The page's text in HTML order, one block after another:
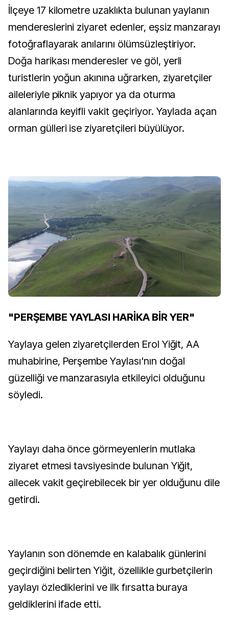
İlçeye 17 kilometre uzaklıkta bulunan yaylanın
mendereslerini ziyaret edenler, eşsiz manzarayı
fotoğraflayarak anılarını ölümsüzleştiriyor.
Doğa harikası menderesler ve göl, yerli
turistlerin yoğun akınına uğrarken, ziyaretçiler
aileleriyle piknik yapıyor ya da oturma
alanlarında keyifli vakit geçiriyor. Yaylada açan
orman gülleri ise ziyaretçileri büyülüyor.
"PERŞEMBE YAYLASI HARİKA BİR YER"
Yaylaya gelen ziyaretçilerden Erol Yiğit, AA
muhabirine, Perşembe Yaylası'nın doğal
güzelliği ve manzarasıyla etkileyici olduğunu
söyledi.
Yaylayı daha önce görmeyenlerin mutlaka
ziyaret etmesi tavsiyesinde bulunan Yiğit,
ailecek vakit geçirebilecek bir yer olduğunu dile
getirdi.
Yaylanın son dönemde en kalabalık günlerini
geçirdiğini belirten Yiğit, özellikle gurbetçilerin
yaylayı özlediklerini ve ilk fırsatta buraya
geldiklerini ifade etti.